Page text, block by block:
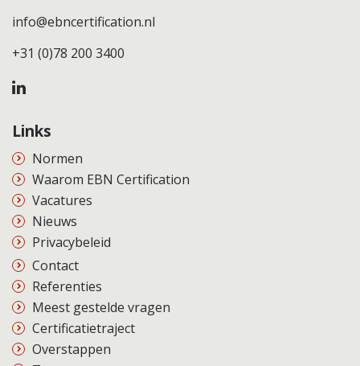
info@ebncertification.nl
+31 (0)78 200 3400
Links
Normen
Waarom EBN Certification
Vacatures
Nieuws
Privacybeleid
Contact
Referenties
Meest gestelde vragen
Certificatietraject
Overstappen